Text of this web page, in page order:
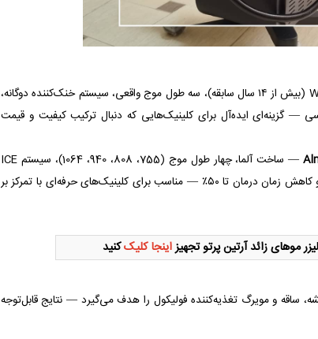
— تولید Weifang KM (بیش از ۱۴ سال سابقه)، سه طول موج واقعی، سیستم خنک‌کننده دوگانه،
— گزینه‌ای ایده‌آل برای کلینیک‌هایی که دنبال ترکیب کیفیت و قیمت
— ساخت آلما، چهار طول موج (755، 808، 940، 1064)، سیستم ICE
PLUS، هندپیس Quattro برای پوشش وسیع‌تر و کاهش زمان درمان تا ۵۰٪ — مناسب برای کلینیک‌های حرفه‌ای با تمرکز بر
موهای زائد آرتین پرتو تجهیزاینجا کلیککنید
ساقه و مویرگ تغذیه‌کننده فولیکول را هدف می‌گیرد — نتایج قابل‌توجه